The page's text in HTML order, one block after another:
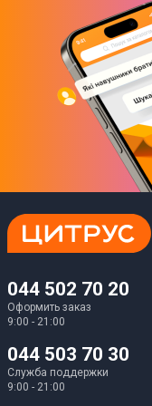
044 502 70 20
Оформить заказ
9:00 - 21:00
044 503 70 30
Служба поддержки
9:00 - 21:00